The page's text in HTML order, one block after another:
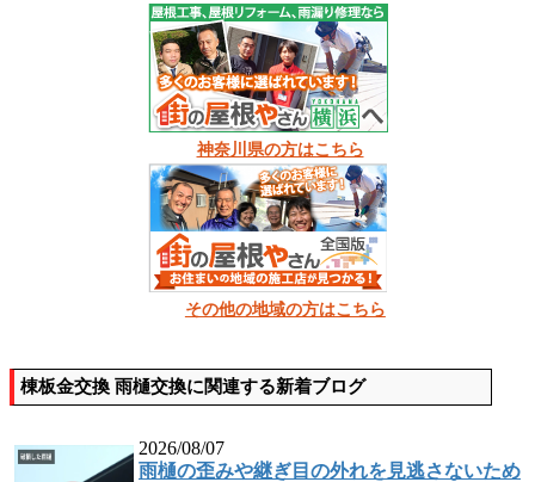
神奈川県の方はこちら
その他の地域の方はこちら
棟板金交換 雨樋交換に関連する新着ブログ
2026/08/07
雨樋の歪みや継ぎ目の外れを見逃さないため